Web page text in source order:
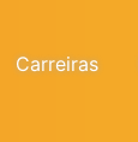
Carreiras